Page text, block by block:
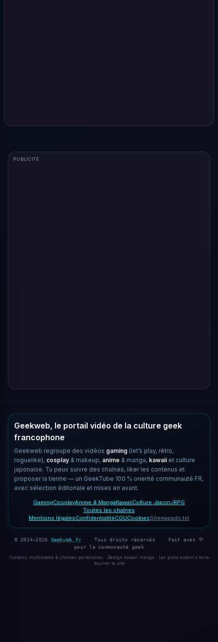
PUBLICITÉ
Geekweb, le portail vidéo de la culture geek
francophone
Geekweb regroupe des vidéos gaming (let’s play, rétro,
roguelike), cosplay & makeup, anime & manga, kawaii et culture
japonaise. Tu peux suivre des chaînes, liker les contenus et
proposer la tienne — un GeekTube 100 % orienté communauté FR,
avec sélection éditoriale et mises en avant.
GamingCosplayAnime & MangaKawaiiCulture JaponJRPG
Toutes les chaînes
Mentions légalesConfidentialitéCGUCookiesSitemapads.txt
© 2024–2026 Geekweb.fr · Tous droits réservés ·
Fait avec 💜
pour la communauté geek
Contenu multimédia & chaînes partenaires · Design kawaii manga · Les pubs aident à faire
tourner le site